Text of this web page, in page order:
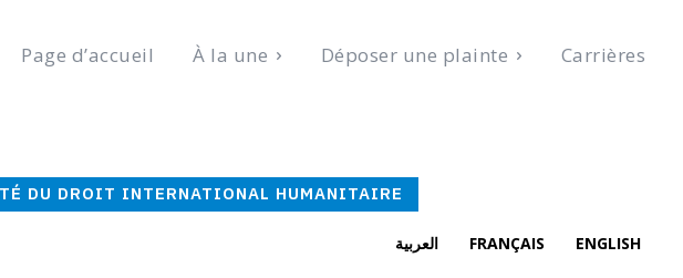
Page d’accueil À la une Déposer une plainte Carrières
DU DROIT INTERNATIONAL HUMANITAIRE
العربية FRANÇAIS ENGLISH